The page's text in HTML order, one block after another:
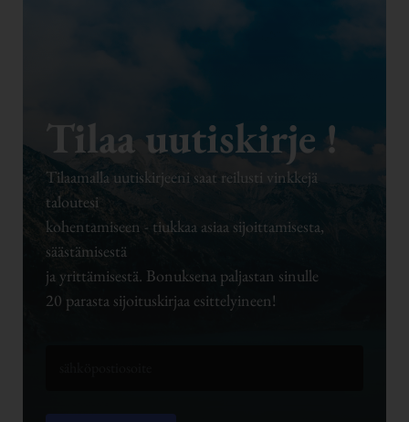
Tilaa uutiskirje !
Tilaamalla uutiskirjeeni saat reilusti vinkkejä
taloutesi
kohentamiseen - tiukkaa asiaa sijoittamisesta,
säästämisestä
ja yrittämisestä. Bonuksena paljastan sinulle
20 parasta sijoituskirjaa esittelyineen!